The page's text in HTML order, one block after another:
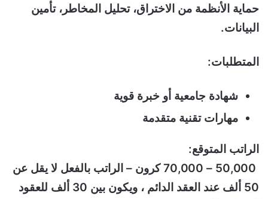
حماية الأنظمة من الاختراق، تحليل المخاطر، تأمين
البيانات.
المتطلبات:
شهادة جامعية أو خبرة قوية
مهارات تقنية متقدمة
الراتب المتوقع:
50,000 – 70,000 كرون – الراتب بالفعل لا يقل عن
50 ألف عند العقد الدائم ، ويكون بين 30 ألف للعقود